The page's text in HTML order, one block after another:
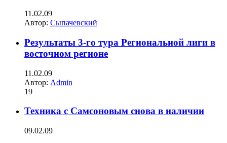
11.02.09
Автор: Сыпачевский
Результаты 3-го тура Региональной лиги в
восточном регионе
11.02.09
Автор: Admin
19
Техника с Самсоновым снова в наличии
09.02.09